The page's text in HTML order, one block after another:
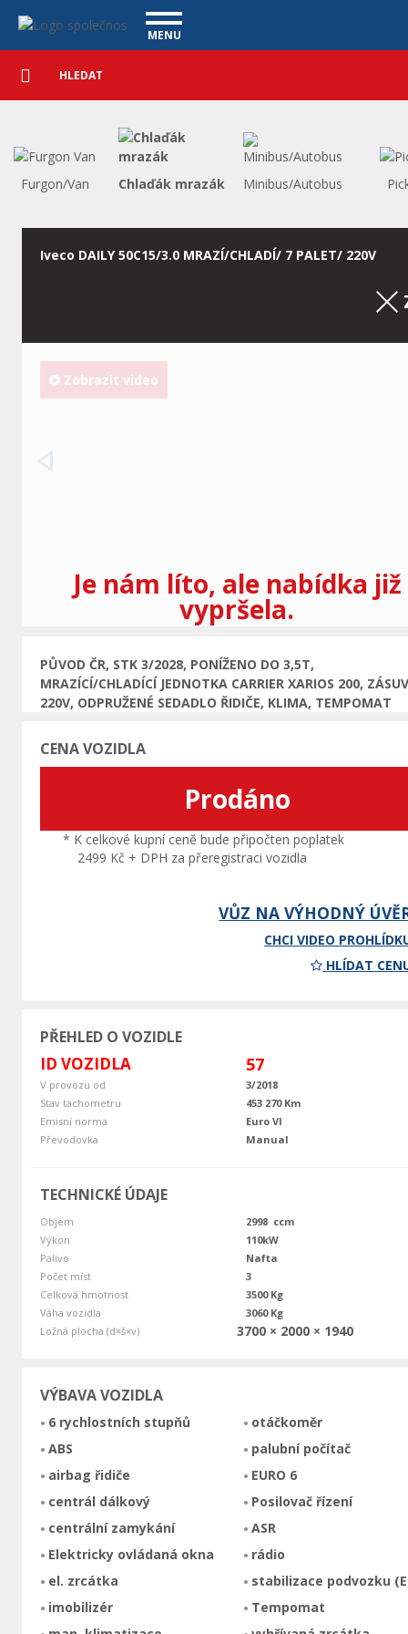
Užitkové vozy - VanscentreNavigace
MENU
VÝKUP VOZŮ
ÚVĚR ZDARMA
ZÁRUKA NA OJETÉ VOZY
CO NABÍZÍME
NÁŠ TÝM
NAŠE VIDEA
MAGAZÍN
KONTAKT
Podrobné
vyhledávání
Vyhledat
Furgon/Van Chlaďák mrazák Minibus/Autobus
Iveco DAILY 50C15/3.0 MRAZÍ/CHLADÍ/ 7 PALET/ 220V
Zobrazit video
Je nám líto, ale nabídka již
vypršela.
PŮVOD ČR, STK 3/2028, PONÍŽENO DO 3,5T,
MRAZÍCÍ/CHLADÍCÍ JEDNOTKA CARRIER XARIOS 200,
220V, ODPRUŽENÉ SEDADLO ŘIDIČE, KLIMA, TEMPOMAT
CENA VOZIDLA
Prodáno
* K celkové kupní ceně bude připočten poplatek
2499 Kč + DPH za přeregistraci vozidla
VŮZ NA VÝHODNÝ
CHCI VIDEO
HLÍDAT
PŘEHLED O VOZIDLE
ID VOZIDLA 57
V provozu od
3/2018
Stav tachometru
453 270 Km
Emisní norma
Euro VI
Převodovka
Manual
TECHNICKÉ ÚDAJE
Objem
2998 ccm
Výkon
110kW
Palivo
Nafta
Počet míst
3
Celková hmotnost
3500 Kg
Váha vozidla
3060 Kg
Ložná plocha (d×š×v)
3700 × 2000 × 1940
VÝBAVA VOZIDLA
6 rychlostních stupňů
ABS
airbag řidiče
centrál dálkový
centrální zamykání
Elektricky ovládaná okna
el. zrcátka
imobilizér
otáčkoměr
palubní počítač
EURO 6
Posilovač řízení
ASR
rádio
stabilizace podvozku
Tempomat